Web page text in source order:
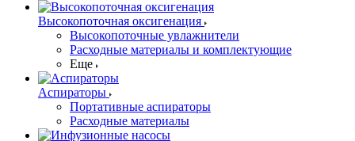
Высокопоточная оксигенация
Высокопоточные увлажнители
Расходные материалы и комплектующие
Еще
Аспираторы
Портативные аспираторы
Расходные материалы